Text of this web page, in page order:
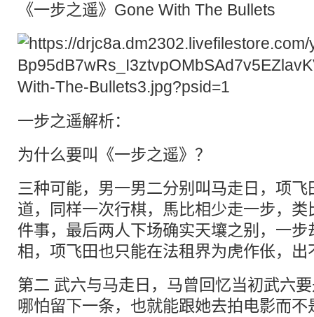
《一步之遥》Gone With The Bullets
一步之遥解析：
为什么要叫《一步之遥》？
三种可能，男一男二分别叫马走日，项
道，同样一次行棋，馬比相少走一步，
件事，最后两人下场确实天壤之别，一
相，项飞田也只能在法租界为虎作伥，出
第二 武六与马走日，马曾回忆当初武六
哪怕留下一条，也就能跟她去拍电影而